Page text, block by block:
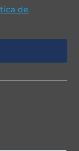
de